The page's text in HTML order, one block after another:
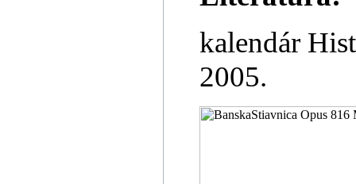
kalendár
2005.